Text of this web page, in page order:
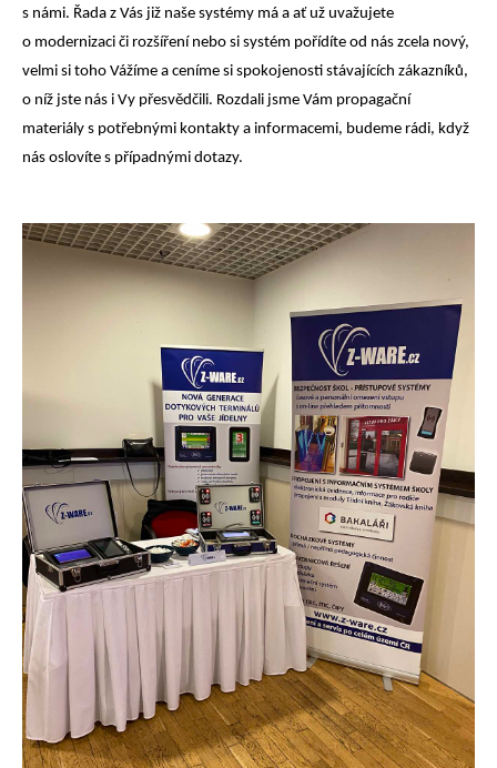
s námi. Řada z Vás již naše systémy má a ať už uvažujete
o modernizaci či rozšíření nebo si systém pořídíte od nás zcela nový,
velmi si toho Vážíme a ceníme si spokojenosti stávajících zákazníků,
o níž jste nás i Vy přesvědčili. Rozdali jsme Vám propagační
materiály s potřebnými kontakty a informacemi, budeme rádi, když
nás oslovíte s případnými dotazy.